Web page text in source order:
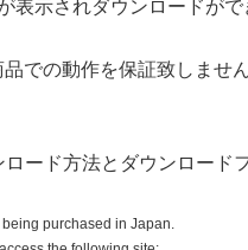
引き続きその知的所有権
する表示を削除してはなら
ドを調べたり、逆アセン
した新しいソフトウェア
での動作を保証致しませ
ロード方法とダウンロード
purchased in Japan.